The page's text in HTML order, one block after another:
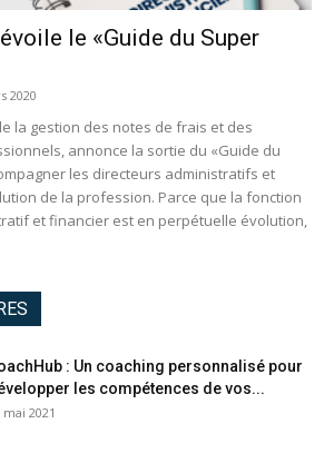
le «Guide du Super
2020
la gestion des notes de frais et des
annonce la sortie du «Guide du
les directeurs administratifs et
de la profession. Parce que la fonction
et financier est en perpétuelle évolution,
: Un coaching personnalisé pour
les compétences de vos...
mai 2021